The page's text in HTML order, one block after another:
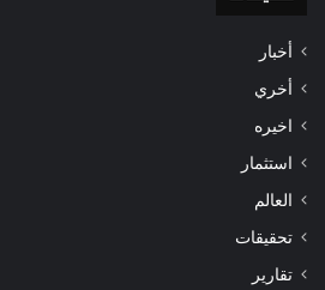
أخبار
أخري
اخيره
استثمار
العالم
تحقيقات
تقارير